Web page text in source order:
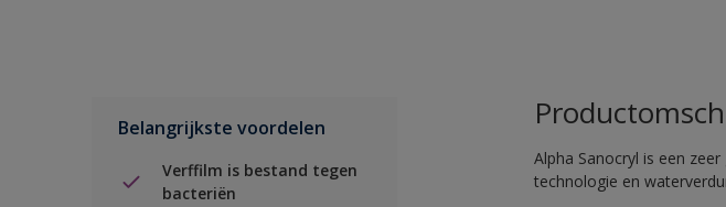
Belangrijkste voordelen
Verffilm is bestand tegen
bacteriën
Alpha Sanocryl is een
technologie en